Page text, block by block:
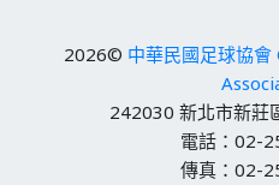
2026© 中華民國足球協
242030 新北市新莊
電話：02-
傳真：02-